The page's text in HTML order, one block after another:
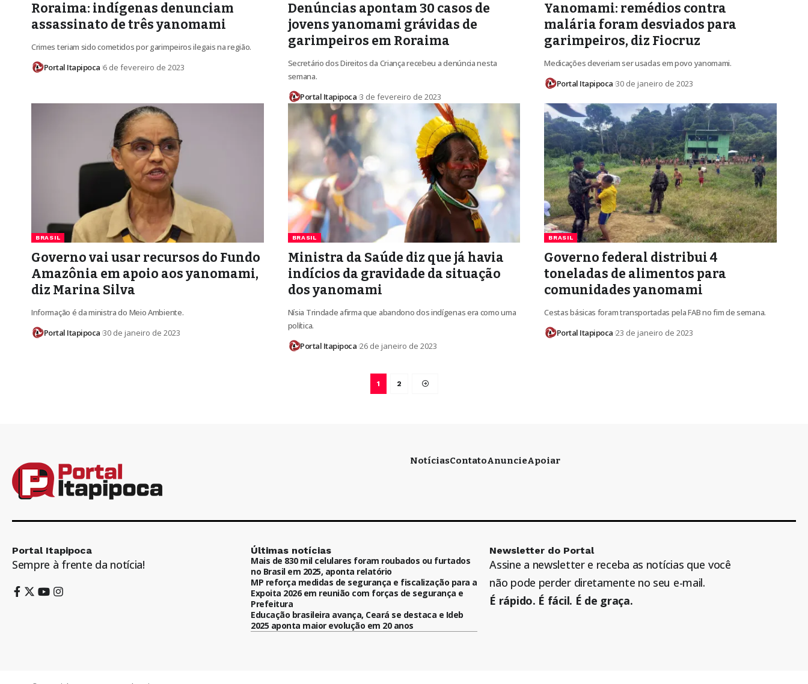
Roraima: indígenas denunciam
assassinato de três yanomami
Crimes teriam sido cometidos por garimpeiros ilegais na região.
Portal Itapipoca 6 de fevereiro de 2023
Denúncias apontam 30 casos de
jovens yanomami grávidas de
garimpeiros em Roraima
Secretário dos Direitos da Criança recebeu a denúncia nesta
semana.
Portal Itapipoca 3 de fevereiro de 2023
Yanomami: remédios contra
malária foram desviados para
garimpeiros, diz Fiocruz
Medicações deveriam ser usadas em povo yanomami.
Portal Itapipoca 30 de janeiro de 2023
BRASIL
Governo vai usar recursos do Fundo
Amazônia em apoio aos yanomami,
diz Marina Silva
Informação é da ministra do Meio Ambiente.
Portal Itapipoca 30 de janeiro de 2023
BRASIL
Ministra da Saúde diz que já havia
indícios da gravidade da situação
dos yanomami
Nísia Trindade afirma que abandono dos indígenas era como uma
política.
Portal Itapipoca 26 de janeiro de 2023
BRASIL
Governo federal distribui 4
toneladas de alimentos para
comunidades yanomami
Cestas básicas foram transportadas pela FAB no fim de semana.
Portal Itapipoca 23 de janeiro de 2023
1 2
NotíciasContatoAnuncieApoiar
Portal Itapipoca
Sempre à frente da notícia!
Últimas notícias
Mais de 830 mil celulares foram roubados ou furtados
no Brasil em 2025, aponta relatório
MP reforça medidas de segurança e fiscalização para a
Expoita 2026 em reunião com forças de segurança e
Prefeitura
Educação brasileira avança, Ceará se destaca e Ideb
2025 aponta maior evolução em 20 anos
Newsletter do Portal
Assine a newsletter e receba as notícias que você
não pode perder diretamente no seu e-mail.
É rápido. É fácil. É de graça.